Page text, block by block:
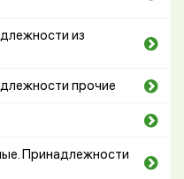
из
прочие
Принадлежности